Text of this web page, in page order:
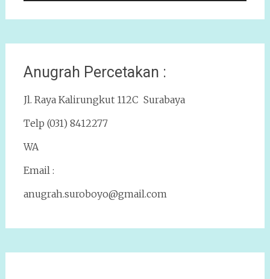
Anugrah Percetakan :
Jl. Raya Kalirungkut 112C Surabaya
Telp (031) 8412277
WA
Email :
anugrah.suroboyo@gmail.com